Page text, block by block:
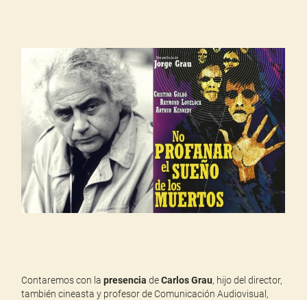
Contaremos con lapresencia deCarlos Grau, hijo del director,
también cineasta y profesor de Comunicación Audiovisual,